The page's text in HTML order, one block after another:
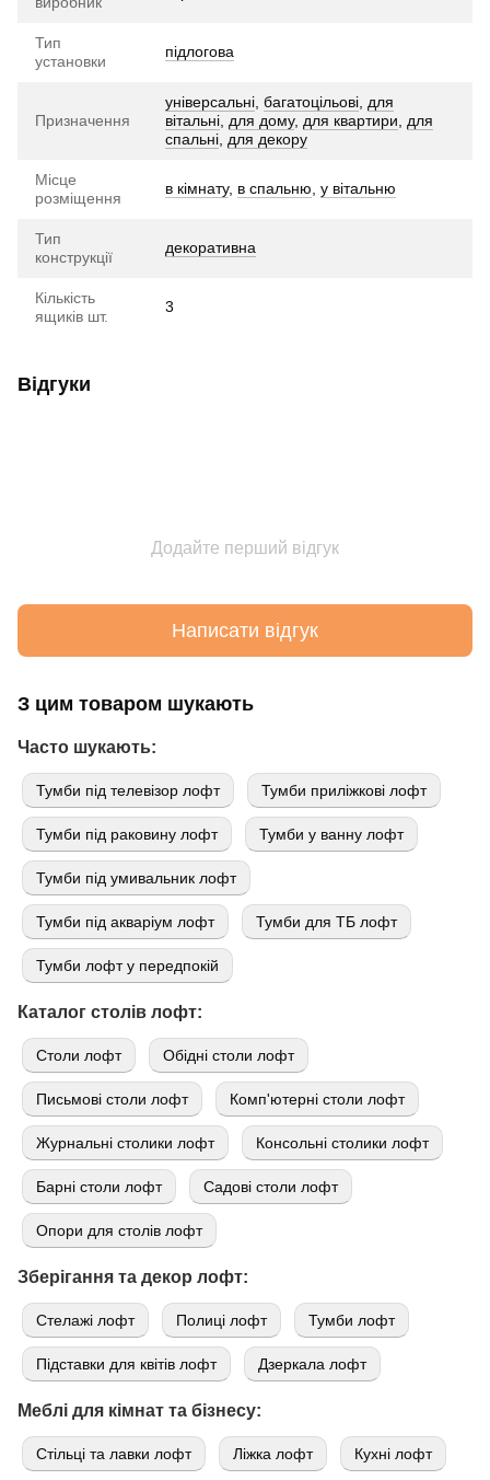
Тип
установки
підлогова
Призначення
універсальні багатоцільові для
вітальні для дому, для квартири
для
спальні для декору
Місце
розміщення
в кімнату, в спальню у вітальню
Тип
конструкції
декоративна
Кількість
ящиків шт.
3
Відгуки
Додайте перший відгук
Написати відгук
З цим товаром шукають
Часто шукають:
Тумби під телевізор лофт Тумби приліжкові лофт
Тумби під раковину лофт Тумби у ванну лофт
Тумби під умивальник лофт
Тумби під акваріум лофт Тумби для ТБ лофт
Тумби лофт у передпокій
Каталог столів лофт:
Cтоли лофт Обідні столи лофт
Письмові столи лофт Комп'ютерні столи лофт
Журнальні столики лофт Консольні столики лофт
Барні столи лофт Садові столи лофт
Опори для столів лофт
Зберігання та декор лофт:
Стелажі лофт Полиці лофт Тумби лофт
Підставки для квітів лофт Дзеркала лофт
Меблі для кімнат та бізнесу:
Стільці та лавки лофт Ліжка лофт Кухні лофт